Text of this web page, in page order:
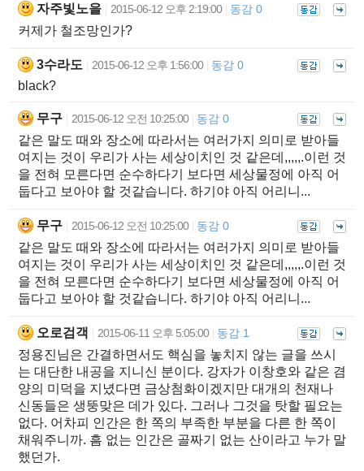
자주빛노을 2015-06-12 오후 2:19:00 동감 0
커제가 철조망인가?
3수라도 2015-06-12 오후 1:56:00 동감 0
black?
무구 2015-06-12 오전 10:25:00 동감 0
같은 말도 때와 장소에 따라서는 여러가지 의미로 받아들
여지는 것이 우리가 사는 세상이치인 것 같은데,,,,,.이런 것
을 전혀 모른다면 순수하다기 보다면 세상물정에 아직 어
둡다고 보아야 할 것같습니다. 하기야 아직 어리니...
무구 2015-06-12 오전 10:25:00 동감 0
같은 말도 때와 장소에 따라서는 여러가지 의미로 받아들
여지는 것이 우리가 사는 세상이치인 것 같은데,,,,,.이런 것
을 전혀 모른다면 순수하다기 보다면 세상물정에 아직 어
둡다고 보아야 할 것같습니다. 하기야 아직 어리니...
오로검객 2015-06-11 오후 5:05:00 동감 1
정용진님은 간결하면서도 핵심을 놓치지 않는 글을 쓰시
는 대단한 내공을 지니신 분이다. 강자가 이창호와 같은 겸
양의 미덕을 지녔다면 금상첨화이겠지만 대개의 천재나
신동들은 생뚱맞은 데가 있다. 그러나 그것을 탓할 필요는
없다. 어차피 인간은 한 쪽의 부족한 부분을 다른 한 쪽이
채워주니까. 흠 없는 인간은 골짜기 없는 산이라고 누가 말
했던가.